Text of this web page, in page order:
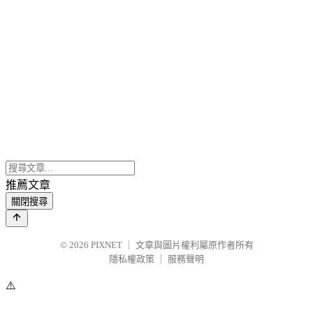
推薦文章
關閉搜尋
© 2026 PIXNET
文章與圖片權利屬原作者所有
隱私權政策
服務聲明
⚠️